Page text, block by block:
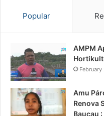
Popular
AMPM
Amu
Renova
Baucau :